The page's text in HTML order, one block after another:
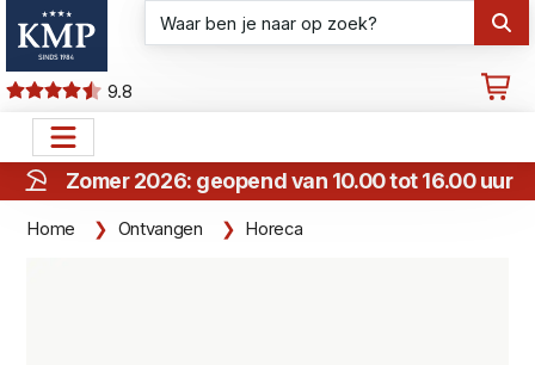
9.8
Zomer 2026: geopend van 10.00 tot 16.00 uur
Home Ontvangen Horeca